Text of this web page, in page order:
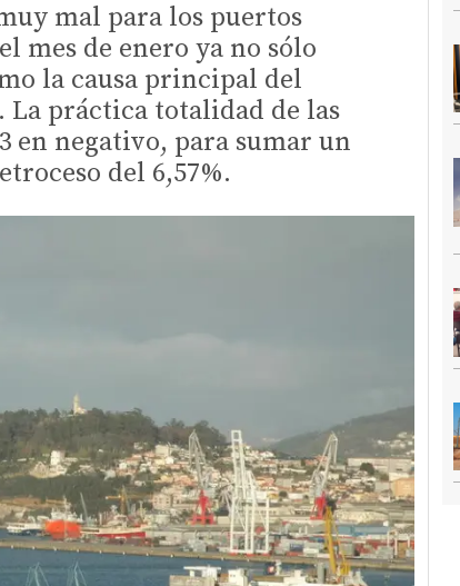
mal para los puertos
mes de enero ya no sólo
la causa principal del
La práctica totalidad de las
en negativo, para sumar un
del 6,57%.